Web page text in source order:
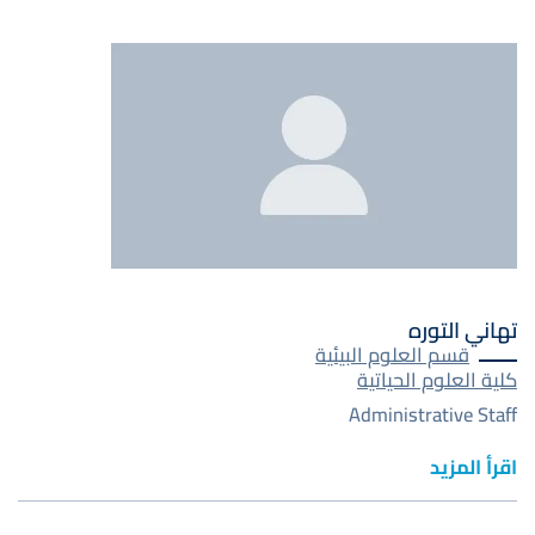
تهاني التوره
قسم العلوم البيئية
كلية العلوم الحياتية
Administrative Staff
اقرأ المزيد